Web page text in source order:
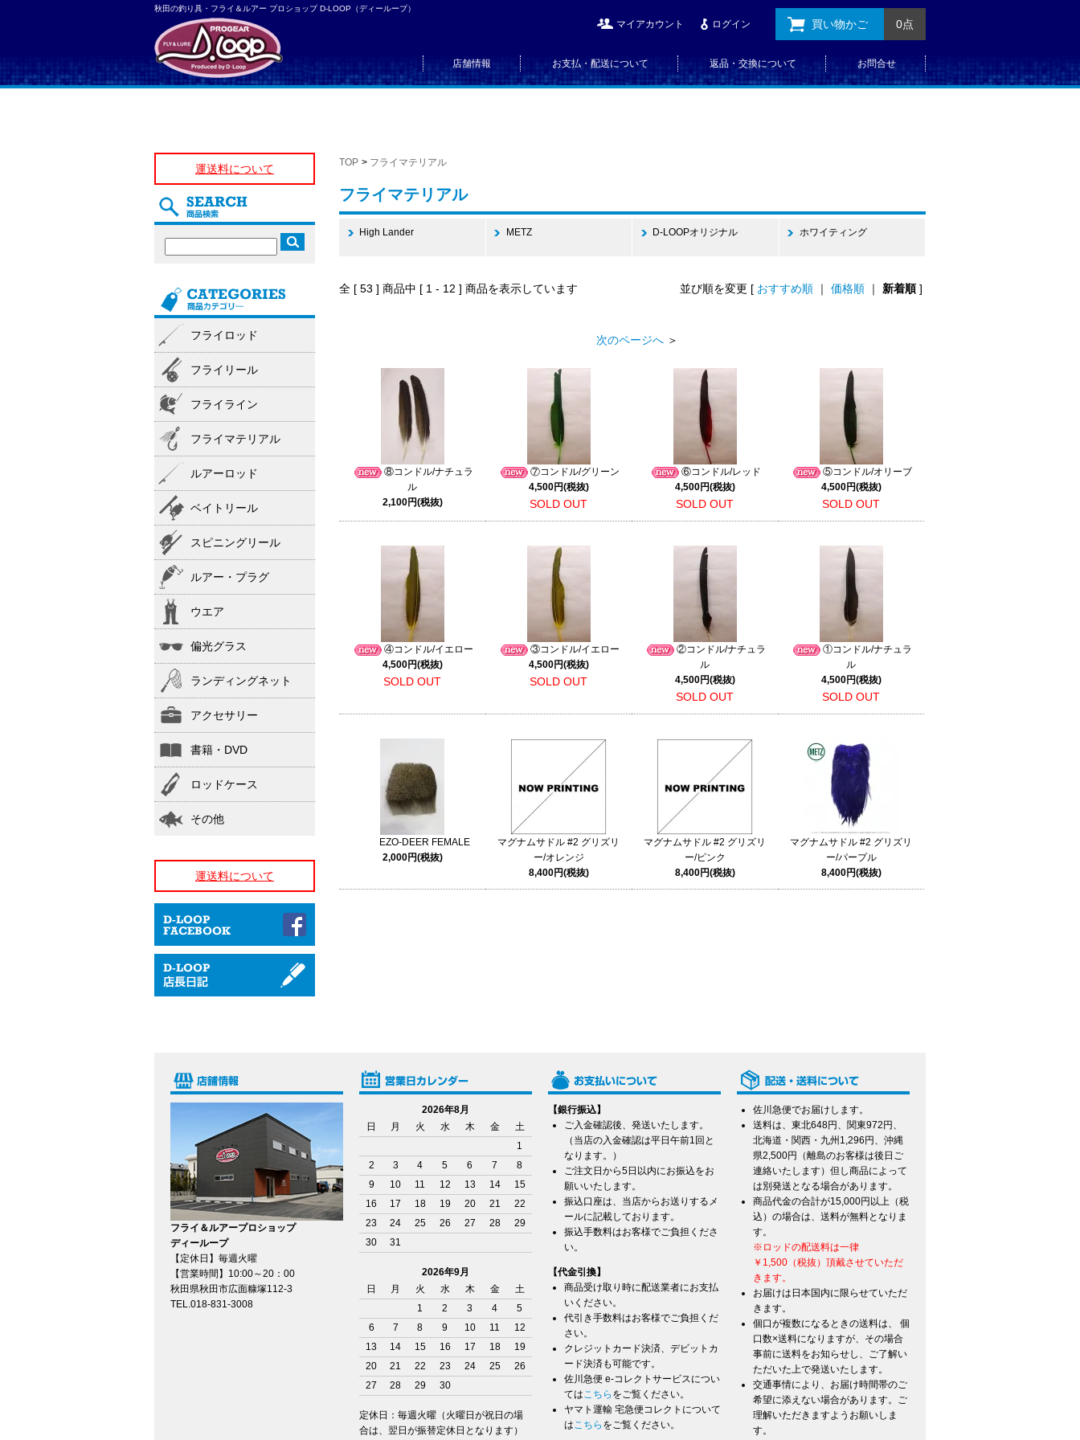
秋田の釣り具・フライ＆ルアー プロショップ D-LOOP（ディーループ）
マイアカウント ログイン 買い物かご 0点
店舗情報 お支払・配送について 返品・交換について お問合せ
TOP > フライマテリアル
フライマテリアル
High Lander METZ D-LOOPオリジナル ホワイティング
並び順を変更 [ おすすめ順 ｜ 価格順 ｜ 新着順]
全 [ 53 ] 商品中 [ 1 - 12 ] 商品を表示しています
次のページへ ＞
⑧コンドル/ナチュラ
ル
2,100円(税抜)
⑦コンドル/グリーン
4,500円(税抜)
SOLD OUT
⑥コンドル/レッド
4,500円(税抜)
SOLD OUT
⑤コンドル/オリーブ
4,500円(税抜)
SOLD OUT
④コンドル/イエロー
4,500円(税抜)
SOLD OUT
③コンドル/イエロー
4,500円(税抜)
SOLD OUT
②コンドル/ナチュラ
ル
4,500円(税抜)
SOLD OUT
①コンドル/ナチュラ
ル
4,500円(税抜)
SOLD OUT
EZO-DEER FEMALE
2,000円(税抜)
マグナムサドル #2 グリズリ
ー/オレンジ
8,400円(税抜)
マグナムサドル #2 グリズリ
ー/ピンク
8,400円(税抜)
マグナムサドル #2 グリズリ
ー/パープル
8,400円(税抜)
運送料について
フライロッド
フライリール
フライライン
フライマテリアル
ルアーロッド
ベイトリール
スピニングリール
ルアー・プラグ
ウエア
偏光グラス
ランディングネット
アクセサリー
書籍・DVD
ロッドケース
その他
運送料について
フライ＆ルアープロショップ
ディーループ
【定休日】毎週火曜
【営業時間】10:00～20：00
秋田県秋田市広面糠塚112-3
TEL.018-831-3008
2026年8月
日
月 火 水 木 金
土
1
2
3 4 5 6 7
8
9
10 11 12 13 14
15
16
17 18 19 20 21
22
23
24 25 26 27 28
29
30
31
2026年9月
日
月 火 水 木 金
土
1
2 3 4
5
6
7 8 9 10 11
12
13
14 15 16 17 18
19
20
21 22 23 24 25
26
27
28 29 30
定休日：毎週火曜（火曜日が祝日の場
合は、翌日が振替定休日となります）
【銀行振込】
ご入金確認後、発送いたします。
（当店の入金確認は平日午前1回と
なります。）
ご注文日から5日以内にお振込をお
願いいたします。
振込口座は、当店からお送りするメ
ールに記載しております。
振込手数料はお客様でご負担くださ
い。
【代金引換】
商品受け取り時に配送業者にお支払
いください。
代引き手数料はお客様でご負担くだ
さい。
クレジットカード決済、デビットカ
ード決済も可能です。
佐川急便 e-コレクトサービスについ
てはこちら をご覧ください。
ヤマト運輸 宅急便コレクトについて
はこちら をご覧ください。
佐川急便でお届けします。
送料は、東北648円、関東972円、
北海道・関西・九州1,296円、沖縄
県2,500円（離島のお客様は後日ご
連絡いたします）但し商品によって
は別発送となる場合があります。
商品代金の合計が15,000円以上（税
込）の場合は、送料が無料となりま
す。
※ロッドの配送料は一律
￥1,500（税抜）頂戴させていただ
きます。
お届けは日本国内に限らせていただ
きます。
個口が複数になるときの送料は、 個
口数×送料になりますが、その場合
事前に送料をお知らせし、ご了解い
ただいた上で発送いたします。
交通事情により、お届け時間帯のご
希望に添えない場合があります。ご
理解いただきますようお願いしま
す。